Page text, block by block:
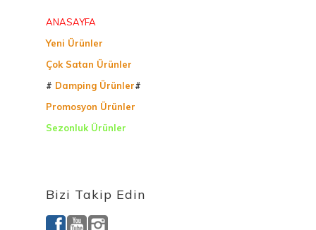
ANASAYFA
Yeni Ürünler
Çok Satan Ürünler
# Damping Ürünler#
Promosyon Ürünler
Sezonluk Ürünler
Bizi Takip Edin